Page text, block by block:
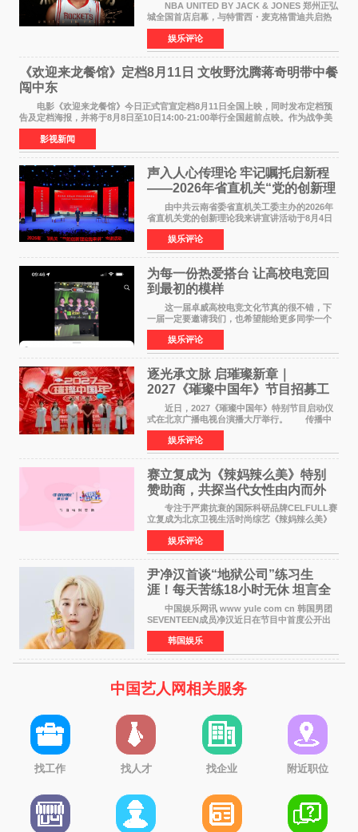
NBA UNITED BY JACK & JONES 郑州正弘
城全国首店启幕，与特雷西・麦克格雷迪共启热
爱 2026 年7 月21 日，
NBAUNITEDBYJACK&JONES 全国首店，于郑
州正弘城正式启幕。NBA 传奇球星
娱乐评论
《欢迎来龙餐馆》定档8月11日 文牧野沈腾蒋奇明带中餐
闯中东
电影《欢迎来龙餐馆》今日正式官宣定档8月11日全国上映，同时发布定档预
告及定档海报，并将于8月8日至10日14:00-21:00举行全国超前点映。作为战争美
食大片，影片讲述的是中国厨师徐福（沈腾
影视新闻
声入人心传理论 牢记嘱托启新程
——2026年省直机关“党的创新理
论我来讲”宣讲活动圆满落幕
由中共云南省委省直机关工委主办的2026年
省直机关党的创新理论我来讲宣讲活动于8月4日
至5日在昆明举办。活动以 "牢记嘱托 感恩奋进
开创云南发展新局面 "为主题，坚持以新时代中国
特色社会主义
娱乐评论
为每一份热爱搭台 让高校电竞回
到最初的模样
这一届卓威高校电竞文化节真的很不错，下
一届一定要邀请我们，也希望能给更多同学一个
来到现场的机会。 2026卓威高校电竞文化节
已经落下帷幕，在活动结束后，仍有不少高校电
竞社负责人和现
娱乐评论
逐光承文脉 启璀璨新章｜
2027《璀璨中国年》节目招募工
作圆满启动
近日，2027《璀璨中国年》特别节目启动仪
式在北京广播电视台演播大厅举行。 传播中
华优秀传统文化，弘扬纯正国风艺术，打造高规
格、高质感、正能量的文艺盛典，是璀璨中国年
矢志不渝的初心
娱乐评论
赛立复成为《辣妈辣么美》特别
赞助商，共探当代女性由内而外
活力美
专注于严肃抗衰的国际科研品牌CELFULL赛
立复成为北京卫视生活时尚综艺《辣妈辣么美》
的特别赞助商,明星辣妈袁咏仪倾情参与，向广大
都市女性传递健康生活新主张，寄语当代女性在
家庭与自我之间
娱乐评论
尹净汉首谈“地狱公司”练习生
涯！每天苦练18小时无休 坦言全
靠成员撑过来
中国娱乐网讯 www yule com cn 韩国男团
SEVENTEEN成员净汉近日在节目中首度公开出
道前的残酷练习生经历，并提及经纪公司Pledis
娱乐，引发广泛关注。 在8月2日播出的日本
TBS综艺节目《周
韩国娱乐
中国艺人网相关服务
找工作 找人才 找企业 附近职位